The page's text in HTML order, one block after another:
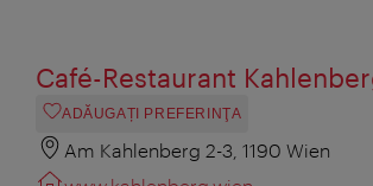
Café-Restaurant
ADĂUGAȚI PREFERINŢA
Am Kahlenberg 2-3, 1190 Wien